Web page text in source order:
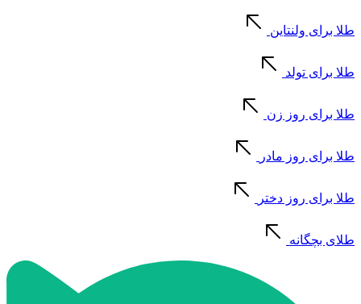
طلا برای ولنتاین
طلا برای تولد
طلا برای روز زن
طلا برای روز مادر
طلا برای روز دختر
طلای بچگانه